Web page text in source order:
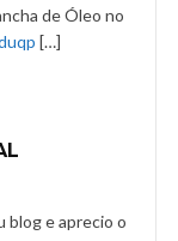
de Óleo no
[…]
blog e aprecio o